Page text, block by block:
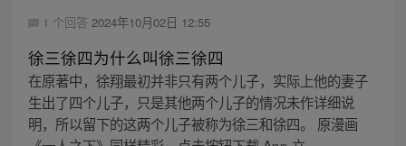
1 个回答 2024年10月02日 12:55
徐三徐四为什么叫徐三徐四
在原著中，徐翔最初并非只有两个儿子，实际上他的妻子
生出了四个儿子，只是其他两个儿子的情况未作详细说
明，所以留下的这两个儿子被称为徐三和徐四。 原漫画